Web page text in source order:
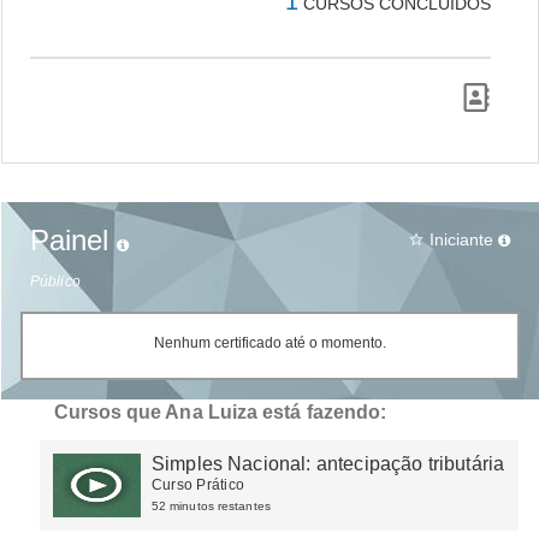
Painel
Público
star_border Iniciante
Nenhum certificado até o momento.
Cursos que Ana Luiza está fazendo:
Simples Nacional: antecipação tributária
Curso Prático
52 minutos restantes